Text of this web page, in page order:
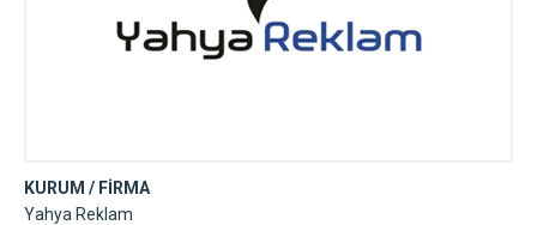
KURUM / FİRMA
Yahya Reklam